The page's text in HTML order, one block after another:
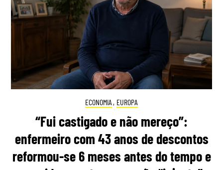
ECONOMIA , EUROPA
“Fui castigado e não mereço”:
enfermeiro com 43 anos de descontos
reformou-se 6 meses antes do tempo e